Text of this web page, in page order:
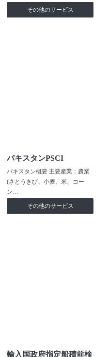
その他のサービス
パキスタンPSCI
パキスタン概要 主要産業：農業
(さとうきび、小麦、米、コー
ン…
その他のサービス
輸入国政府指定船積前検